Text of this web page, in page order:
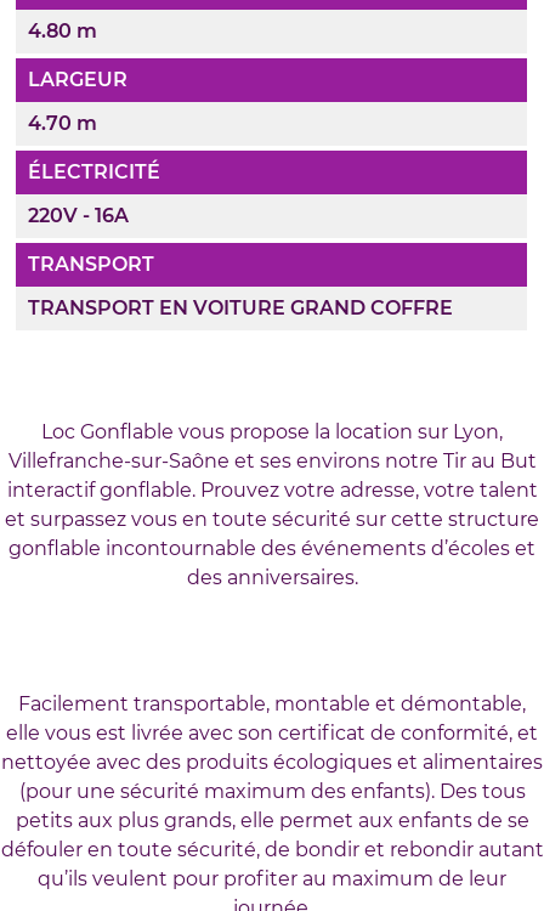
4.80 m
LARGEUR
4.70 m
ÉLECTRICITÉ
220V - 16A
TRANSPORT
TRANSPORT EN VOITURE GRAND COFFRE
Loc Gonflable vous propose la location sur Lyon,
Villefranche-sur-Saône et ses environs notre Tir au But
interactif gonflable. Prouvez votre adresse, votre talent
et surpassez vous en toute sécurité sur cette structure
gonflable incontournable des événements d’écoles et
des anniversaires.
Facilement transportable, montable et démontable,
elle vous est livrée avec son certificat de conformité, et
nettoyée avec des produits écologiques et alimentaires
(pour une sécurité maximum des enfants). Des tous
petits aux plus grands, elle permet aux enfants de se
défouler en toute sécurité, de bondir et rebondir autant
qu’ils veulent pour profiter au maximum de leur